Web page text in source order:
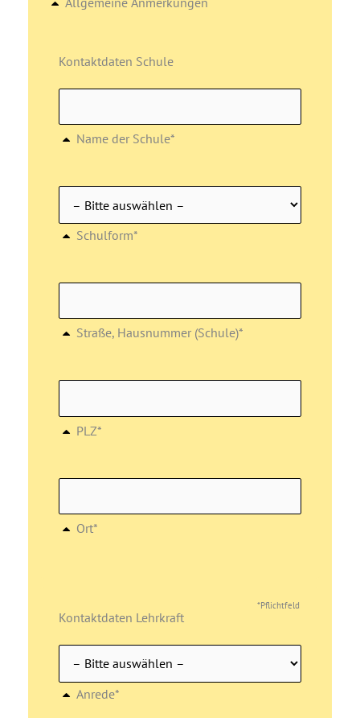
Kontaktdaten Schule
Name der Schule*
Schulform*
Straße, Hausnummer (Schule)*
PLZ*
Ort*
*Pflichtfeld
Kontaktdaten Lehrkraft
Anrede*